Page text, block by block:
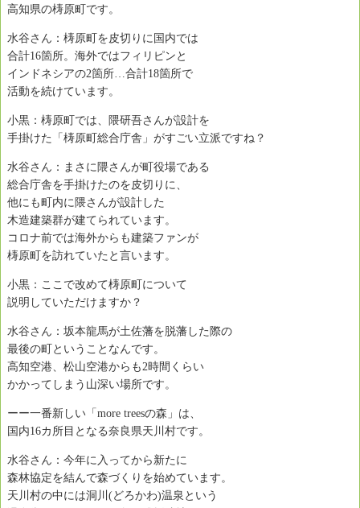
高知県の梼原町です。
水谷さん：梼原町を皮切りに国内では
合計16箇所。海外ではフィリピンと
インドネシアの2箇所…合計18箇所で
活動を続けています。
小黒：梼原町では、隈研吾さんが設計を
手掛けた「梼原町総合庁舎」がすごい立派ですね？
水谷さん：まさに隈さんが町役場である
総合庁舎を手掛けたのを皮切りに、
他にも町内に隈さんが設計した
木造建築群が建てられています。
コロナ前では海外からも建築ファンが
梼原町を訪れていたと言います。
小黒：ここで改めて梼原町について
説明していただけますか？
水谷さん：坂本龍馬が土佐藩を脱藩した際の
最後の町ということなんです。
高知空港、松山空港からも2時間くらい
かかってしまう山深い場所です。
ーー一番新しい「more treesの森」は、
国内16カ所目となる奈良県天川村です。
水谷さん：今年に入ってから新たに
森林協定を結んで森づくりを始めています。
天川村の中には洞川(どろかわ)温泉という